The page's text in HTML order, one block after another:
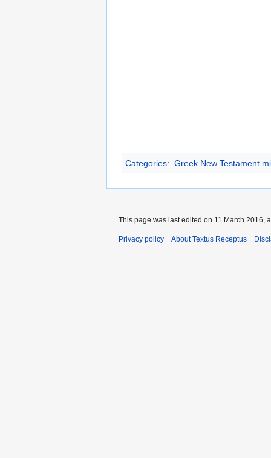
Categories: Greek New Testament
This page was last edited on 11 March 2016,
Privacy policy About Textus Receptus